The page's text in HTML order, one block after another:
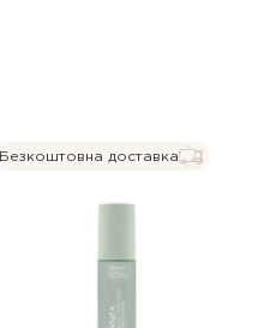
Безкоштовна доставка